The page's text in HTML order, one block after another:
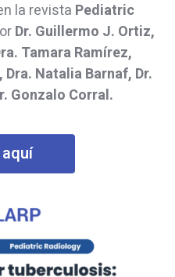
la revista Pediatric
Dr. Guillermo J. Ortiz,
Tamara Ramírez,
Natalia Barnaf, Dr.
Gonzalo Corral.